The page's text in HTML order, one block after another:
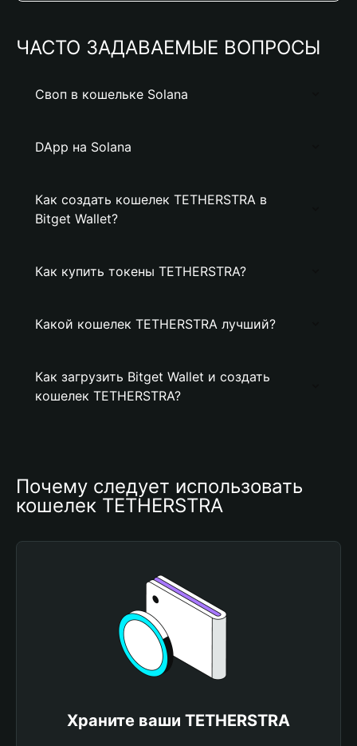
ЧАСТО ЗАДАВАЕМЫЕ ВОПРОСЫ
Своп в кошельке Solana
DApp на Solana
Как создать кошелек TETHERSTRA в
Bitget Wallet?
Как купить токены TETHERSTRA?
Какой кошелек TETHERSTRA лучший?
Как загрузить Bitget Wallet и создать
кошелек TETHERSTRA?
Почему следует использовать
кошелек TETHERSTRA
Храните ваши TETHERSTRA